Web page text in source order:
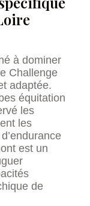
à dominer
Challenge
adaptée.
équitation
les
les
est un
de